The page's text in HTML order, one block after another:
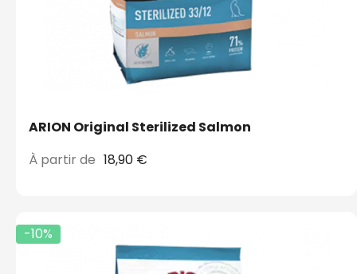
ARION Original Sterilized Salmon
À partir de 18,90 €
-10%